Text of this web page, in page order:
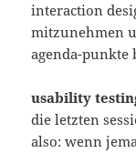
interaction
mitzunehmen
agenda-
usability
die letzten
also: wenn